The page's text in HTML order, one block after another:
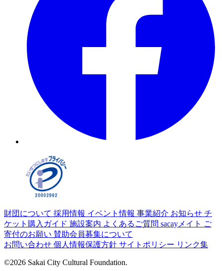
財団について 採用情報 イベント情報 事業紹介 お知らせ チ
ケット購入ガイド 施設案内 よくあるご質問 sacayメイト ご
寄付のお願い 賛助会員募集について
お問い合わせ 個人情報保護方針 サイトポリシー リンク集
©2026 Sakai City Cultural Foundation.